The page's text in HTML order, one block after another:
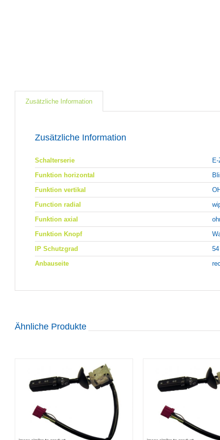
Zusätzliche Information
Zusätzliche Information
Schalterserie
Funktion horizontal
Funktion vertikal
Function radial
Funktion axial
Funktion Knopf
IP Schutzgrad
54
Anbauseite
Ähnliche Produkte